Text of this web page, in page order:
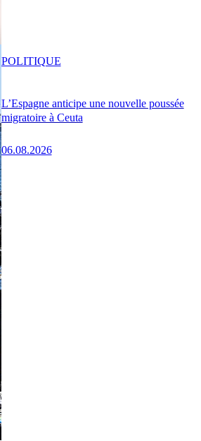
L’Espagne anticipe une nouvelle poussée
migratoire à Ceuta
06.08.2026
POLITIQUE